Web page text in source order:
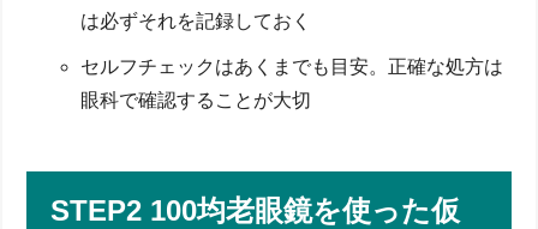
は必ずそれを記録しておく
セルフチェックはあくまでも目安。正確な処方は
眼科で確認することが大切
STEP2 100均老眼鏡を使った仮